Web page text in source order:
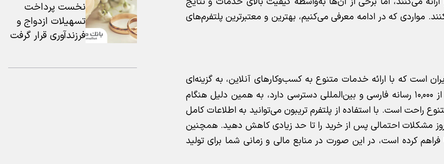
مواردی که در ادامه معرفی می‌کنیم، بهترین و معتبرترین پلتفرم‌های
است که با ارائه خدمات متنوع به کسب‌وکارهای آنلاین، به گزینه‌ای
برجسته در این حوزه تبدیل شده است. این پلتفرم به بیش از ۱۰,۰۰۰ رسانه فارسی و بین‌المللی دسترسی دارد، به همین دلیل هنگام
راحت است. با استفاده از پلتفرم تریبون می‌توانید به اطلاعات کامل
مشکلات احتمالی پس از خرید را تا حد زیادی کاهش دهید. همچنین
کرده است، در این صورت در منابع مالی و زمانی شما برای تولید
نخست پرداخت
تسهیلات ازدواج و
فرزندآوری قرار گرفت